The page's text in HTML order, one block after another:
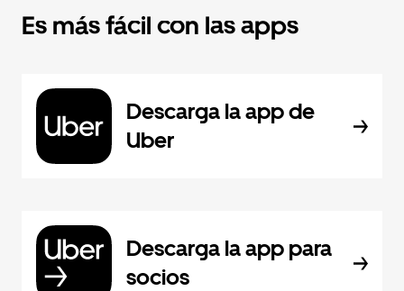
Es más fácil con las apps
Descarga la app de
Uber
Descarga la app para
socios